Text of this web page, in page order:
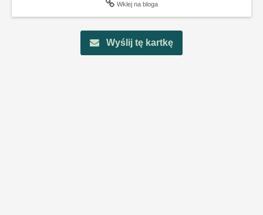
Wklej na bloga
Wyślij tę kartkę